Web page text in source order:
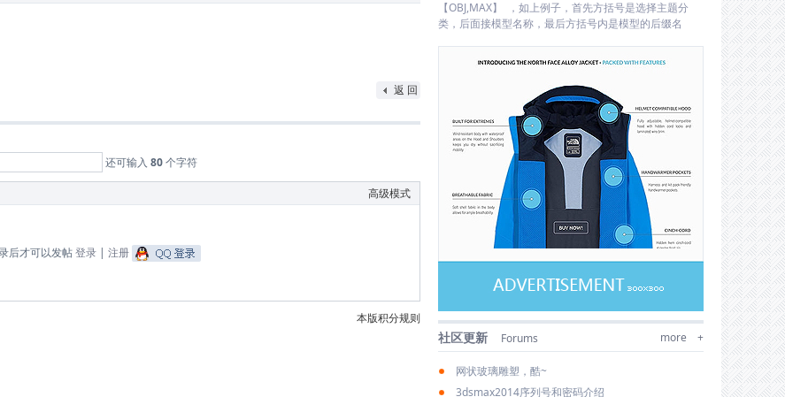
返 回
还可输入 80个字符
高级模式
后才可以发帖登录| 注册
本版积分规则
【OBJ,MAX】 ，如上例子，首先方括号是选择主题分
类，后面接模型名称，最后方括号内是模型的后缀名
more +
社区更新 Forums
网状玻璃雕塑，酷~
3dsmax2014序列号和密码介绍